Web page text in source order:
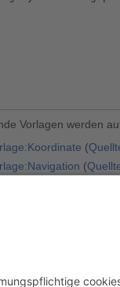
Vorlagen werden
(
(